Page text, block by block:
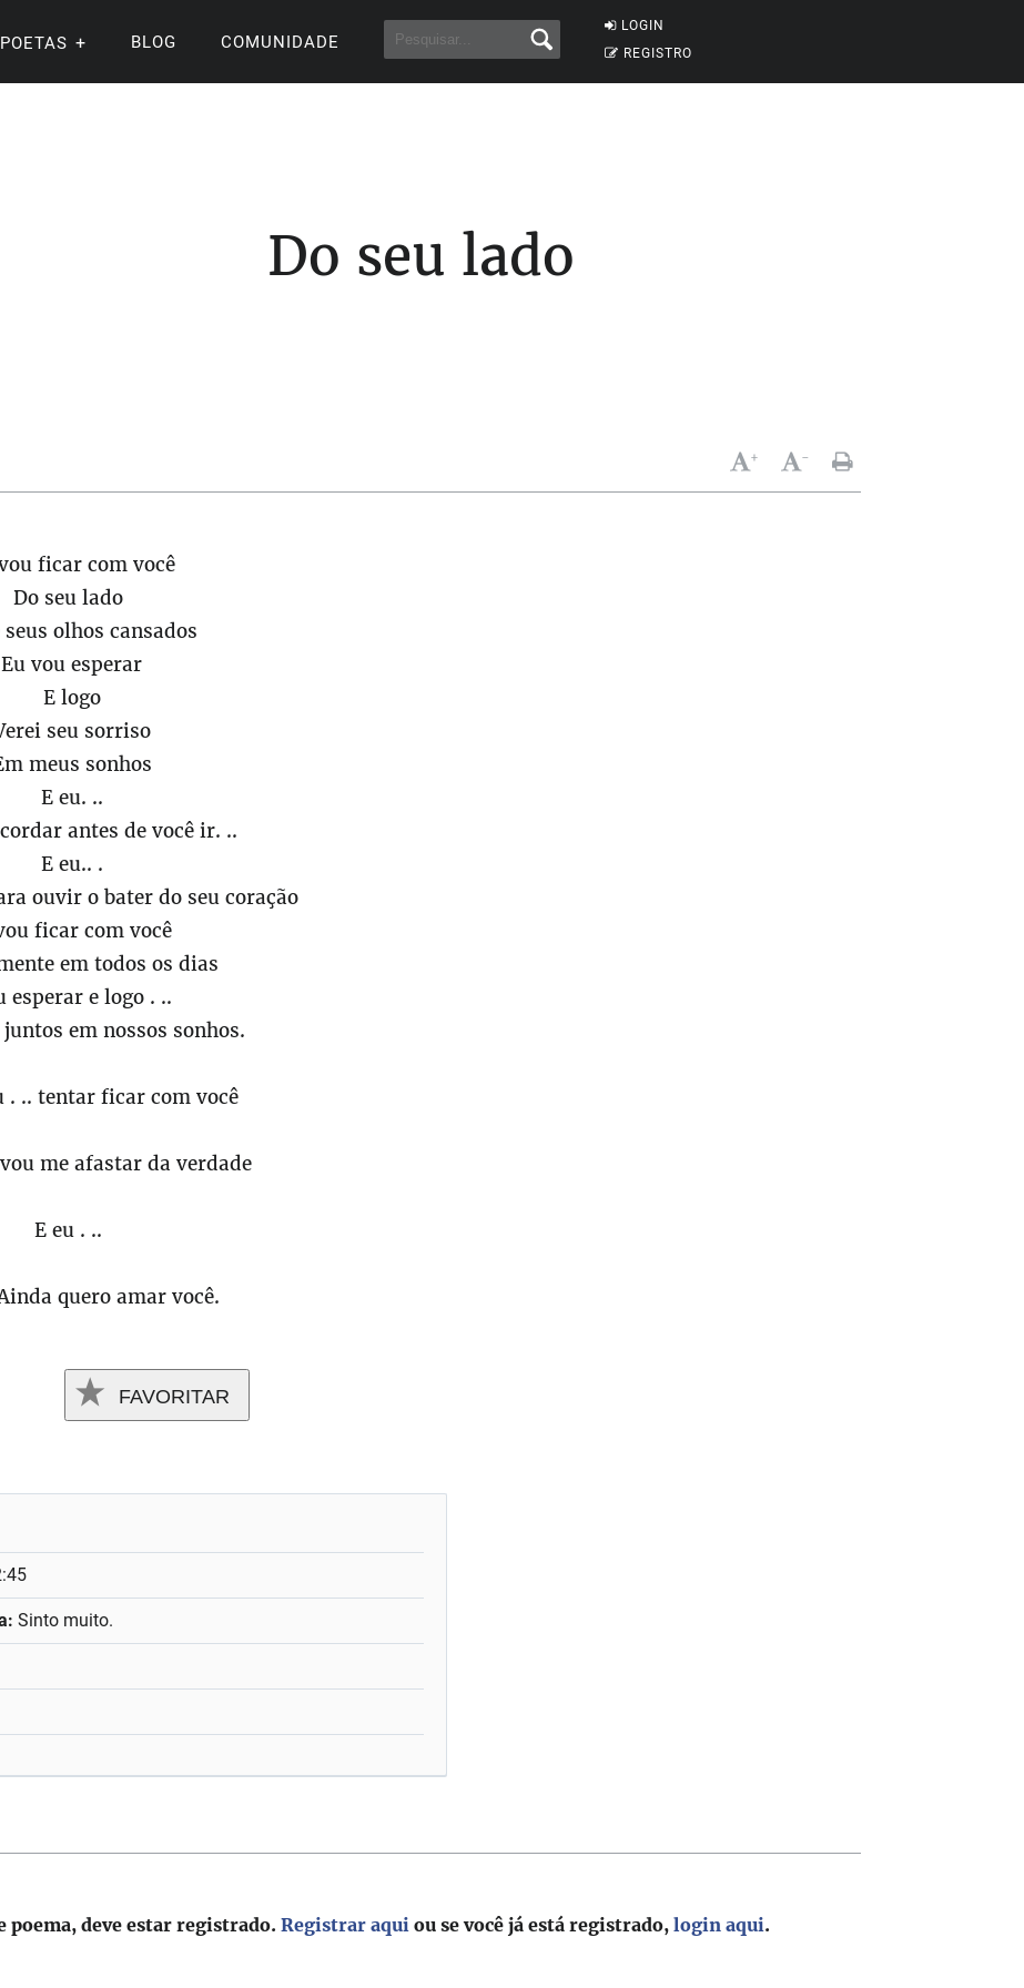
LOGIN
REGISTRO
POETAS BLOG COMUNIDADE
Do seu lado
+ -
ficar com você
Do seu lado
seus olhos cansados
Eu vou esperar
E logo
seu sorriso
meus sonhos
E eu. ..
antes de você ir. ..
E eu.. .
ouvir o bater do seu coração
ficar com você
em todos os dias
esperar e logo . ..
em nossos sonhos.
. .. tentar ficar com você
me afastar da verdade
E eu . ..
quero amar você.
FAVORITAR
Sinto muito.
poema, deve estar registrado.Registrar aqui ou se você já está registrado,login aqui.